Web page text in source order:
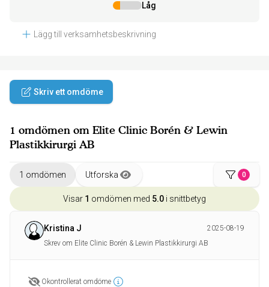
Låg
Lägg till verksamhetsbeskrivning
Skriv ett omdöme
1 omdömen om Elite Clinic Borén & Lewin
Plastikkirurgi AB
1 omdömen Utforska 0
Visar 1 omdömen med 5.0 i snittbetyg
Kristina J
2025-08-19
Skrev om Elite Clinic Borén & Lewin Plastikkirurgi AB
Okontrollerat omdöme